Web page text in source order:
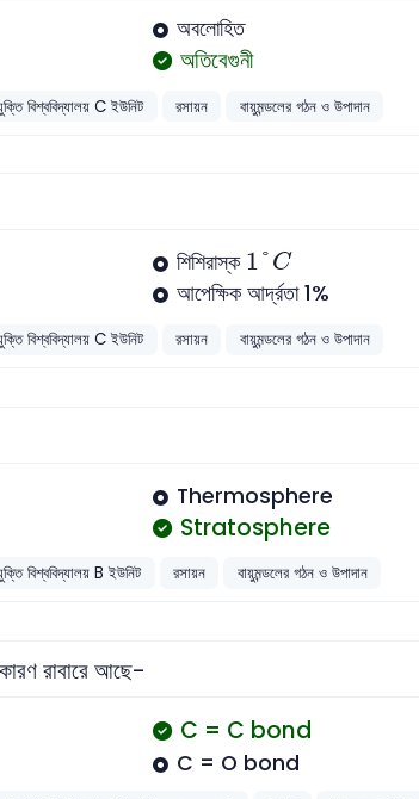
অবলোহিত
অতিবেগুনী
বিশ্ববিদ্যালয় C ইউনিট রসায়ন বায়ুমন্ডলের গঠন ও উপাদান
শিশিরাস্ক 1° C
1 °C
আপেক্ষিক আর্দ্রতা 1%
বিশ্ববিদ্যালয় C ইউনিট রসায়ন বায়ুমন্ডলের গঠন ও উপাদান
Thermosphere
Stratosphere
বিশ্ববিদ্যালয় B ইউনিট রসায়ন বায়ুমন্ডলের গঠন ও উপাদান
রাবারে আছে-
C = C bond
C = O bond